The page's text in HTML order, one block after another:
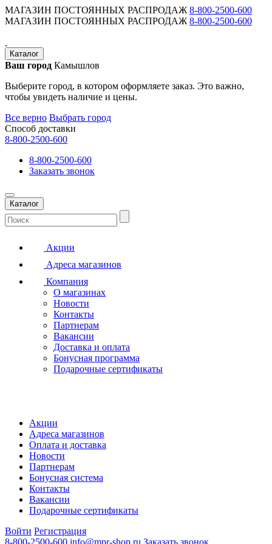
МАГАЗИН ПОСТОЯННЫХ РАСПРОДАЖ 8-800-2500-600
МАГАЗИН ПОСТОЯННЫХ РАСПРОДАЖ 8-800-2500-600
Каталог
Ваш город Камышлов
Выберите город, в котором оформляете заказ. Это важно,
чтобы увидеть наличие и цены.
Все верно Выбрать город
Способ доставки
8-800-2500-600
8-800-2500-600
Заказать звонок
Каталог
Акции
Адреса магазинов
Компания
О магазинах
Новости
Контакты
Партнерам
Вакансии
Доставка и оплата
Бонусная программа
Подарочные сертификаты
Акции
Адреса магазинов
Оплата и доставка
Новости
Партнерам
Бонусная система
Контакты
Вакансии
Подарочные сертификаты
Войти Регистрация
8-800-2500-600 info@mpr-shop.ru Заказать звонок